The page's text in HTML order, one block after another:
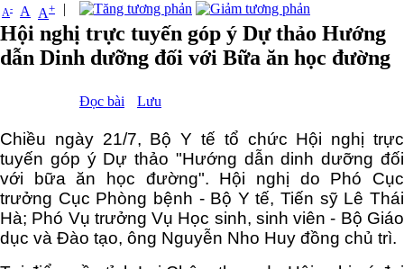
A- A A+ |
Hội nghị trực tuyến góp ý Dự thảo Hướng
dẫn Dinh dưỡng đối với Bữa ăn học đường
Đọc bài Lưu
Chiều ngày 21/7, Bộ Y tế tổ chức Hội nghị trực
tuyến góp ý Dự thảo "Hướng dẫn dinh dưỡng đối
với bữa ăn học đường". Hội nghị do Phó Cục
trưởng Cục Phòng bệnh - Bộ Y tế, Tiến sỹ Lê Thái
Hà; Phó Vụ trưởng Vụ Học sinh, sinh viên - Bộ Giáo
dục và Đào tạo, ông Nguyễn Nho Huy đồng chủ trì.